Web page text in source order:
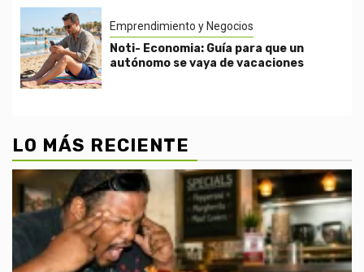
Emprendimiento y Negocios
Noti- Economia: Guía para que un
autónomo se vaya de vacaciones
LO MÁS RECIENTE